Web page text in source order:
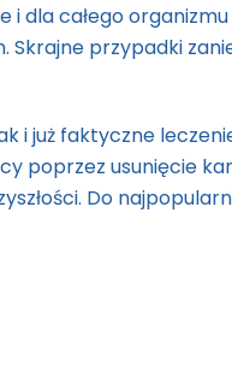
dla całego
Skrajne przypadki
i już faktyczne
poprzez usunięcie
Do